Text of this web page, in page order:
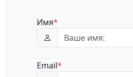
Имя*
Email*